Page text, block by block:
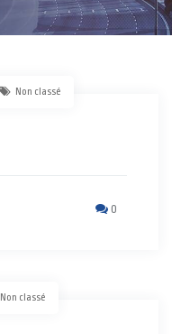
Non classé
0
Non classé